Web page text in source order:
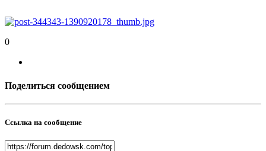
0
Поделиться сообщением
Ссылка на сообщение